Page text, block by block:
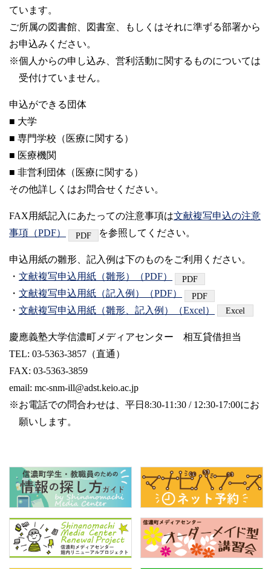
ています。
ご所属の図書館、図書室、もしくはそれに準ずる部署から
お申込みください。
※個人からの申し込み、営利活動に関するものについては
受付けていません。
申込ができる団体
■ 大学
■ 専門学校（医療に関する）
■ 医療機関
■ 非営利団体（医療に関する）
その他詳しくはお問合せください。
FAX用紙記入にあたっての注意事項は文献複写申込の注意
事項（PDF）
を参照してください。
申込用紙の雛形、記入例は下のものをご利用ください。
・ 文献複写申込用紙（雛形）（PDF）
・ 文献複写申込用紙（記入例）（PDF）
・ 文献複写申込用紙（雛形、記入例）（Excel）
慶應義塾大学信濃町メディアセンター 相互貸借担当
TEL: 03-5363-3857（直通）
FAX: 03-5363-3859
email: mc-snm-ill@adst.keio.ac.jp
※お電話での問合わせは、平日8:30-11:30 / 12:30-17:00にお
願いします。